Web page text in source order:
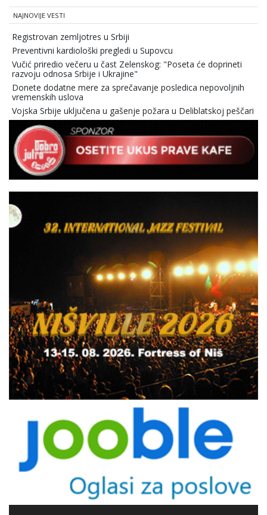
NAJNOVIJE VESTI
Registrovan zemljotres u Srbiji
Preventivni kardiološki pregledi u Supovcu
Vučić priredio večeru u čast Zelenskog: "Poseta će doprineti
razvoju odnosa Srbije i Ukrajine"
Donete dodatne mere za sprečavanje posledica nepovoljnih
vremenskih uslova
Vojska Srbije uključena u gašenje požara u Deliblatskoj peščari